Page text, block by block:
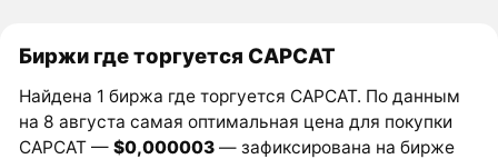
Биржи где торгуется CAPCAT
Найдена 1 биржа где торгуется CAPCAT. По данным
на 8 августа самая оптимальная цена для покупки
CAPCAT —$0,000003 — зафиксирована на бирже